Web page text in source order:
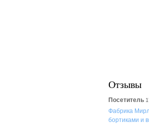
Отзывы
Посетитель
Фабрика
бортиками и